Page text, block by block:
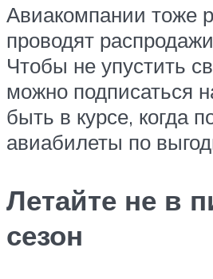
Авиакомпании тоже
проводят
Чтобы не упустить
можно подписаться
быть в курсе, когда
авиабилеты по
Летайте не в
сезон